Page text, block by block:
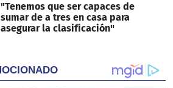
"Tenemos que ser capaces de
sumar de a tres en casa para
asegurar la clasificación"